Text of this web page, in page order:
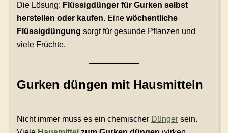
Die Lösung: Flüssigdünger für Gurken selbst
herstellen oder kaufen. Eine wöchentliche
Flüssigdüngung sorgt für gesunde Pflanzen und
viele Früchte.
Gurken düngen mit Hausmitteln
Nicht immer muss es ein chemischer Düngersein.